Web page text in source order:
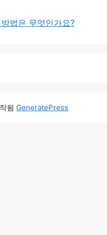
법은 무엇인가요?
됨 GeneratePress